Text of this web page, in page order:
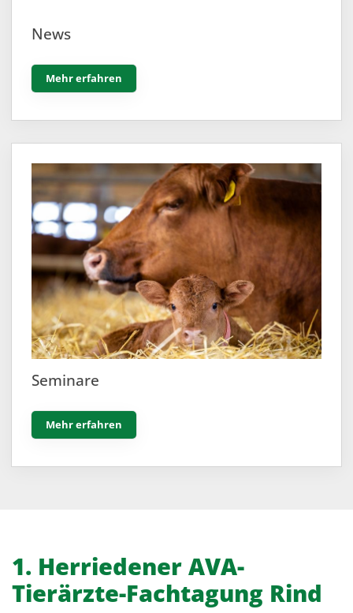
News
Mehr erfahren
Seminare
Mehr erfahren
1. Herriedener AVA-
Tierärzte-Fachtagung Rind